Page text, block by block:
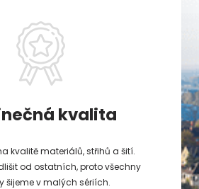
kvalita
kvalitě materiálů, střihů a šití.
od ostatních, proto všechny
šijeme v malých sériích.